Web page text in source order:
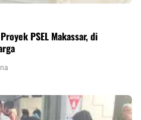
PSEL Makassar, di